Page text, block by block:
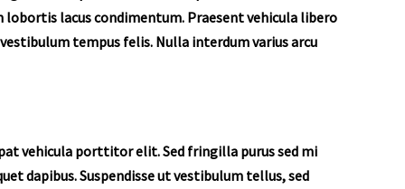
lacus condimentum. Praesent vehicula libero
tempus felis. Nulla interdum varius arcu
vehicula porttitor elit. Sed fringilla purus sed mi
dapibus. Suspendisse ut vestibulum tellus, sed